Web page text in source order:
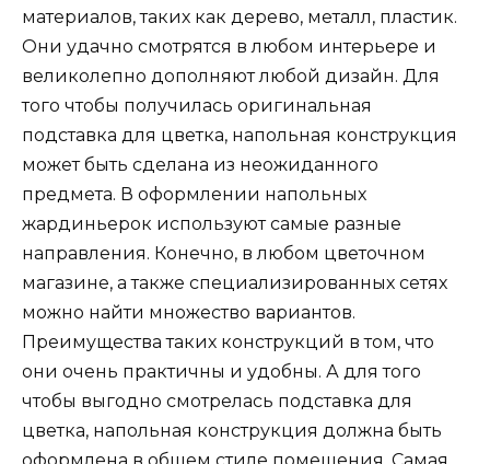
материалов, таких как дерево, металл, пластик.
Они удачно смотрятся в любом интерьере и
великолепно дополняют любой дизайн. Для
того чтобы получилась оригинальная
подставка для цветка, напольная конструкция
может быть сделана из неожиданного
предмета. В оформлении напольных
жардиньерок используют самые разные
направления. Конечно, в любом цветочном
магазине, а также специализированных сетях
можно найти множество вариантов.
Преимущества таких конструкций в том, что
они очень практичны и удобны. А для того
чтобы выгодно смотрелась подставка для
цветка, напольная конструкция должна быть